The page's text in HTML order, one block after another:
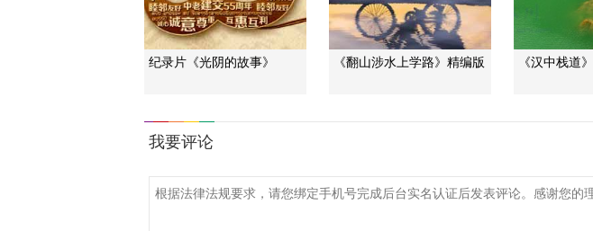
纪录片《光阴的故事》 《翻山涉水上学路》精编版 《汉中栈道》